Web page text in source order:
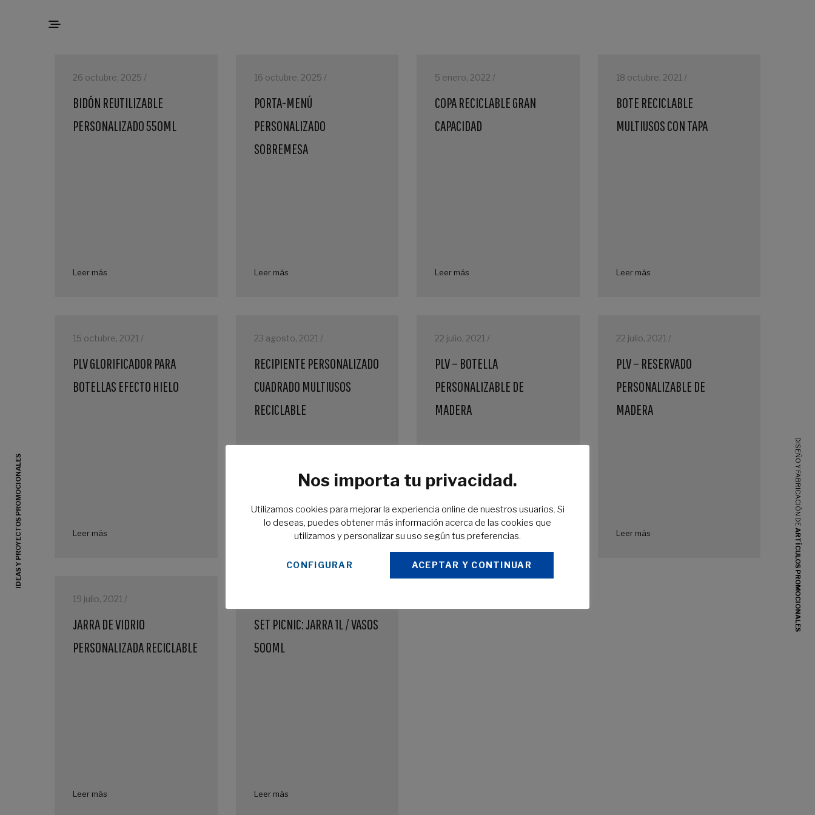
IDEAS Y PROYECTOS PROMOCIONALES DISEÑO Y FABRICACIÓN DE
ARTÍCULOS PROMOCIONALES
26 octubre, 2025 /
BIDÓN REUTILIZABLE
PERSONALIZADO 550ML
Leer más
16 octubre, 2025 /
PORTA-MENÚ
PERSONALIZADO
SOBREMESA
Leer más
5 enero, 2022 /
COPA RECICLABLE GRAN
CAPACIDAD
Leer más
18 octubre, 2021 /
BOTE RECICLABLE
MULTIUSOS CON TAPA
Leer más
15 octubre, 2021 /
PLV GLORIFICADOR PARA
BOTELLAS EFECTO HIELO
Leer más
23 agosto, 2021 /
RECIPIENTE PERSONALIZADO
CUADRADO MULTIUSOS
RECICLABLE
22 julio, 2021 /
PLV – BOTELLA
PERSONALIZABLE DE
MADERA
Leer más
22 julio, 2021 /
PLV – RESERVADO
PERSONALIZABLE DE
MADERA
Leer más
19 julio, 2021 /
JARRA DE VIDRIO
PERSONALIZADA RECICLABLE
Leer más
SET PICNIC: JARRA 1L / VASOS
500ML
Leer más
Nos importa tu privacidad.
Utilizamos cookies para mejorar la experiencia online de nuestros usuarios. Si
lo deseas, puedes obtener más información acerca de las cookies que
utilizamos y personalizar su uso según tus preferencias.
CONFIGURAR ACEPTAR Y CONTINUAR